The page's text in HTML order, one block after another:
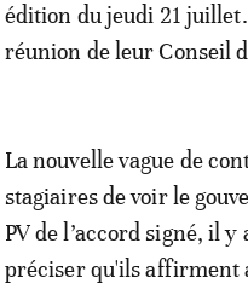
édition du jeudi 21
réunion de leur Conseil
La nouvelle vague de
stagiaires de voir le
PV de l’accord signé, il
préciser qu'ils affirment